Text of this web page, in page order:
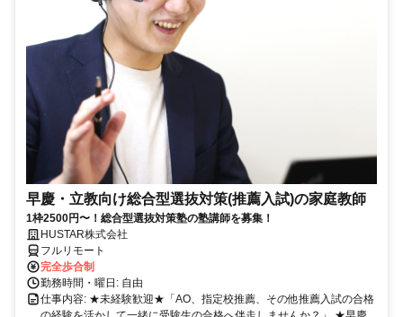
早慶・立教向け総合型選抜対策(推薦入試)の家庭教師
1枠2500円〜！総合型選抜対策塾の塾講師を募集！
HUSTAR株式会社
フルリモート
完全歩合制
勤務時間・曜日: 自由
仕事内容: ★未経験歓迎★「AO、指定校推薦、その他推薦入試の合格